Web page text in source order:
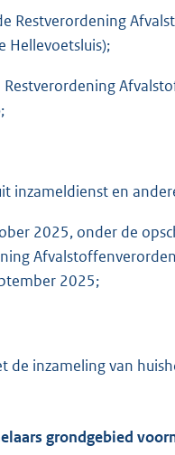
Restverordening
Hellevoetsluis);
inzameldienst en
2025, onder de
2025;
de inzameling van
grondgebied